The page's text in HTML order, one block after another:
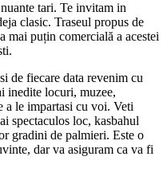
tari. Te invitam in
clasic. Traseul propus de
mai puțin comercială a acestei
de fiecare data revenim cu
inedite locuri, muzee,
a le impartasi cu voi. Veti
spectaculos loc, kasbahul
gradini de palmieri. Este o
dar va asiguram ca va fi